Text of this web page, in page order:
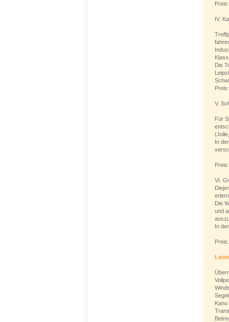
IV.
Die
V.
Für
In
VI.
Die
und
In
Kanu